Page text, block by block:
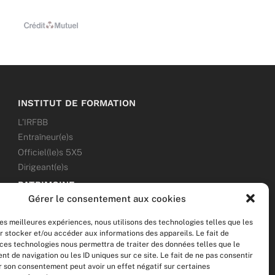
Gérer le consentement aux cookies
meilleures expériences, nous utilisons des technologies telles que les
stocker et/ou accéder aux informations des appareils. Le fait de
technologies nous permettra de traiter des données telles que le
de navigation ou les ID uniques sur ce site. Le fait de ne pas consentir
son consentement peut avoir un effet négatif sur certaines
INSTITUT DE FORMATION
L’IRFBB
Entraîneur(e)s
Officiel(le)s 5X5
Dirigeant(e)s
PATRIMOINE
ÉVÉNEMENTS
NOS RÉSEAUX SOCIAUX